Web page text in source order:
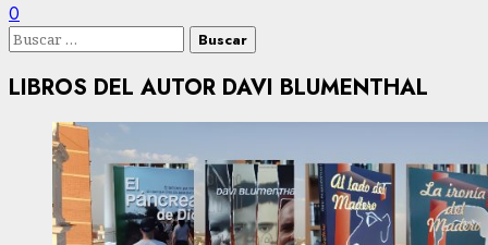
0
Buscar:
LIBROS DEL AUTOR DAVI BLUMENTHAL